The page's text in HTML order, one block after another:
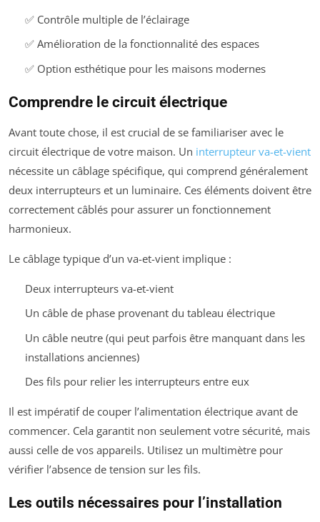
✅ Contrôle multiple de l’éclairage
✅ Amélioration de la fonctionnalité des espaces
✅ Option esthétique pour les maisons modernes
Comprendre le circuit électrique
Avant toute chose, il est crucial de se familiariser avec le
circuit électrique de votre maison. Un interrupteur va-et-vient
nécessite un câblage spécifique, qui comprend généralement
deux interrupteurs et un luminaire. Ces éléments doivent être
correctement câblés pour assurer un fonctionnement
harmonieux.
Le câblage typique d’un va-et-vient implique :
Deux interrupteurs va-et-vient
Un câble de phase provenant du tableau électrique
Un câble neutre (qui peut parfois être manquant dans les
installations anciennes)
Des fils pour relier les interrupteurs entre eux
Il est impératif de couper l’alimentation électrique avant de
commencer. Cela garantit non seulement votre sécurité, mais
aussi celle de vos appareils. Utilisez un multimètre pour
vérifier l’absence de tension sur les fils.
Les outils nécessaires pour l’installation